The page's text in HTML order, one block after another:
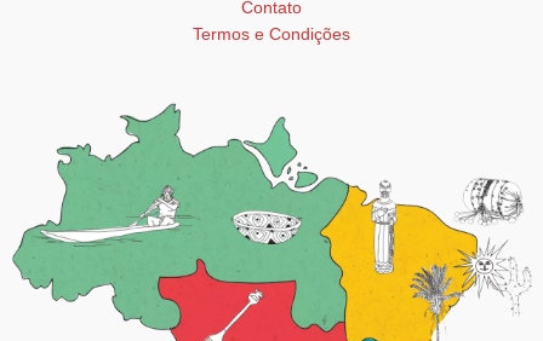
Contato
Termos e Condições